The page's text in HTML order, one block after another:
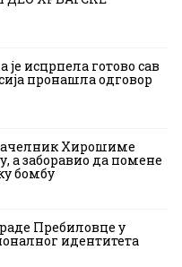
је исцрпела готово сав
пронашла одговор
Хирошиме
а заборавио да помене
бомбу
Пребиловце у
идентитета